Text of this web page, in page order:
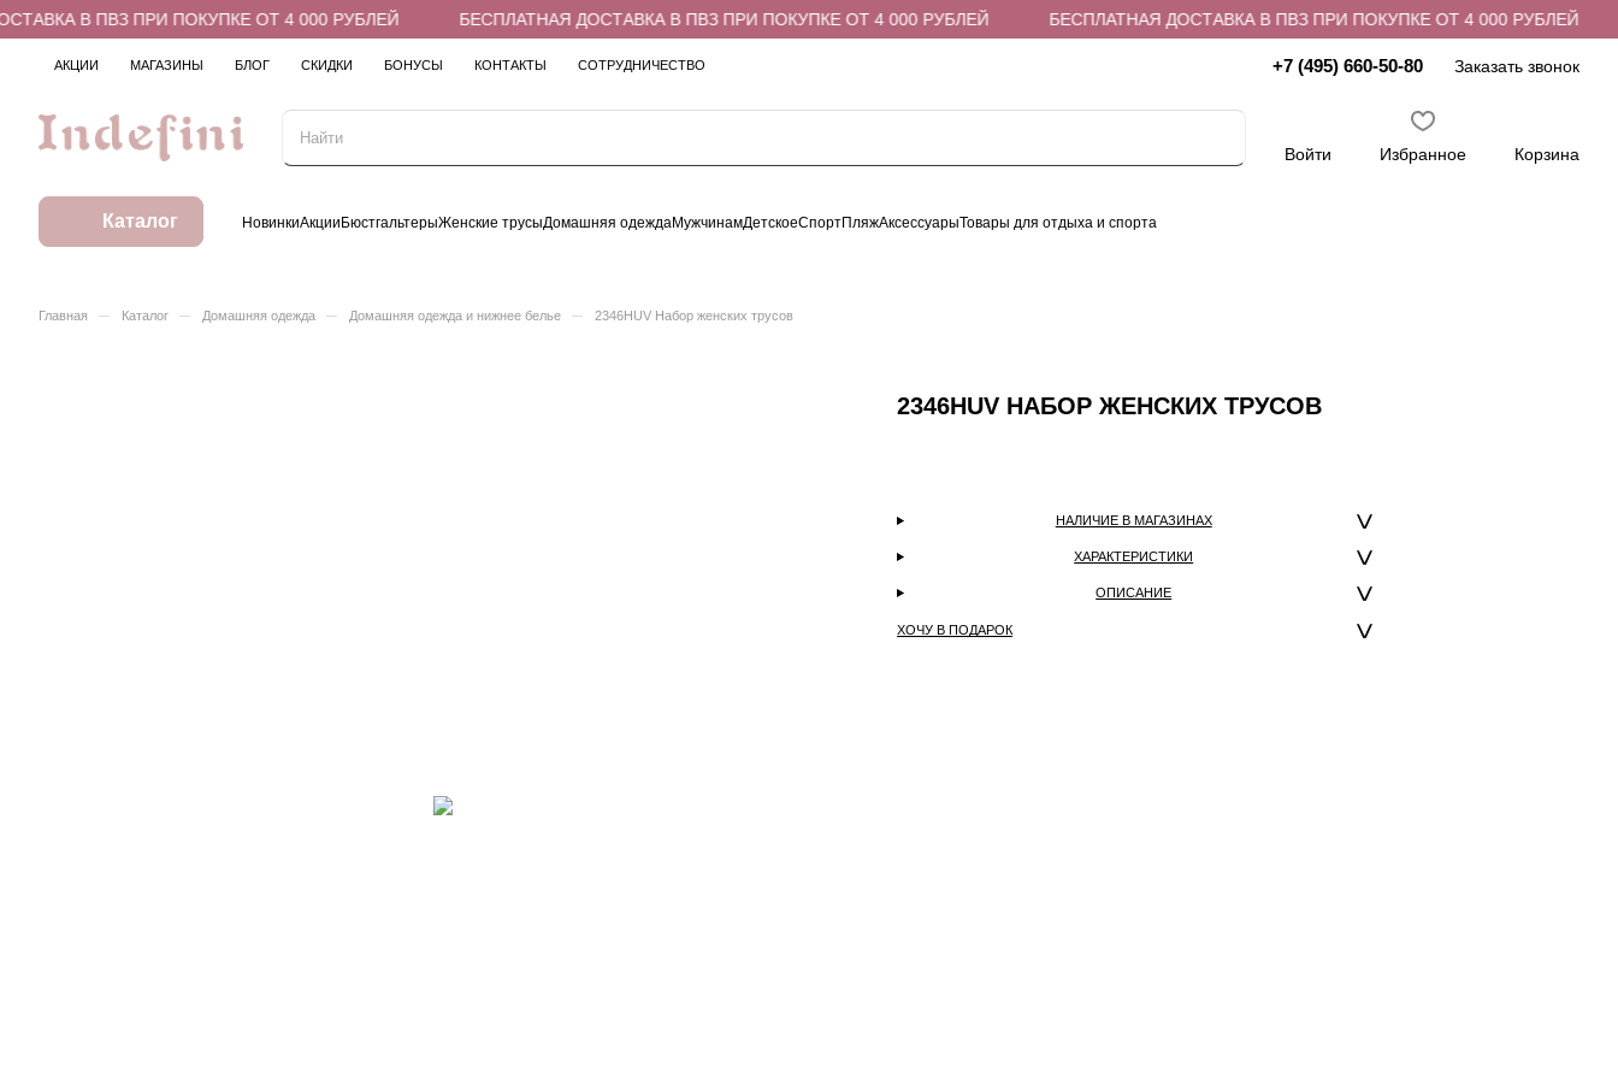
В ПВЗ ПРИ ПОКУПКЕ ОТ 4 000 РУБЛЕЙ БЕСПЛАТНАЯ ДОСТАВКА В ПВЗ ПРИ ПОКУПКЕ ОТ 4 000 РУБЛЕЙ БЕСПЛАТНАЯ ДОСТАВКА В ПВЗ ПРИ ПОКУПКЕ ОТ 4 000 РУБЛЕЙ
АКЦИИ МАГАЗИНЫ БЛОГ СКИДКИ БОНУСЫ КОНТАКТЫ СОТРУДНИЧЕСТВО +7 (495) 660-50-80 Заказать звонок
Войти Избранное Корзина
Каталог НовинкиАкцииБюстгальтерыЖенские трусыДомашняя одеждаМужчинамДетскоеСпортПляжАксессуарыТовары для отдыха и спорта
Главная – Каталог – Домашняя одежда – Домашняя одежда и нижнее белье – 2346HUV Набор женских трусов
2346HUV НАБОР ЖЕНСКИХ ТРУСОВ
НАЛИЧИЕ В МАГАЗИНАХ
ХАРАКТЕРИСТИКИ
ОПИСАНИЕ
ХОЧУ В ПОДАРОК